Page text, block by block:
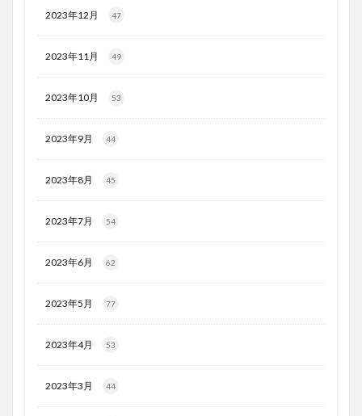
2023年12月 47
2023年11月 49
2023年10月 53
2023年9月 44
2023年8月 45
2023年7月 54
2023年6月 62
2023年5月 77
2023年4月 53
2023年3月 44